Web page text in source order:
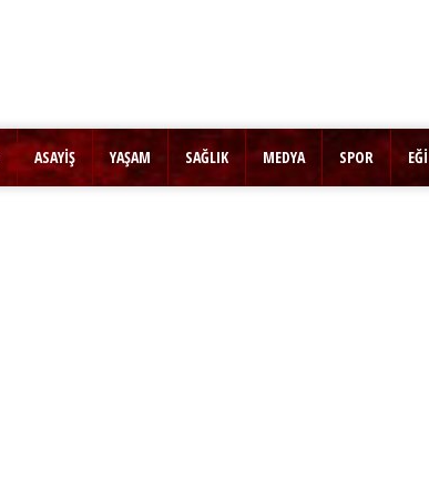
ASAYİŞ YAŞAM SAĞLIK MEDYA SPOR